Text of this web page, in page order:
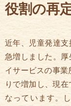
役割の再
近年、児童発達
急増しました。
イサービスの事
りで増加し、現
なっています。